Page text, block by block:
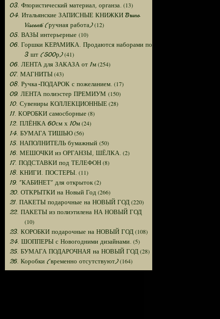
03. Флористический материал, органза. (13)
04. Итальянские ЗАПИСНЫЕ КНИЖКИ Bruno
Visconti (ручная работа)(12)
05. ВАЗЫ интерьерные (10)
06. Горшки КЕРАМИКА. Продаются наборами по
3 шт (500р)(41)
06. ЛЕНТА для ЗАКАЗА от 1м(254)
07. МАГНИТЫ(43)
08. Ручка-ПОДАРОК с пожеланием. (17)
09. ЛЕНТА полиэстер ПРЕМИУМ (150)
10. Сувениры КОЛЛЕКЦИОННЫЕ(28)
11. КОРОБКИ самосборные(8)
12. ПЛЁНКА 60см х 10м(24)
14. БУМАГА ТИШЬЮ(56)
15. НАПОЛНИТЕЛЬ бумажный (50)
16. МЕШОЧКИ из ОРГАНЗЫ, ШЁЛКА. (2)
17. ПОДСТАВКИ под ТЕЛЕФОН(8)
18. КНИГИ. ПОСТЕРЫ. (11)
19. "КАБИНЕТ" для открыток(2)
20. ОТКРЫТКИ на Новый Год (266)
21. ПАКЕТЫ подарочные на НОВЫЙ ГОД(220)
22. ПАКЕТЫ из полиэтилена НА НОВЫЙ ГОД
(10)
23. КОРОБКИ подарочные на НОВЫЙ ГОД(108)
24. ШОППЕРЫ с Новогодними дизайнами. (5)
25. БУМАГА ПОДАРОЧНАЯ на НОВЫЙ ГОД(28)
26. Коробки (временно отсутствуют)(164)